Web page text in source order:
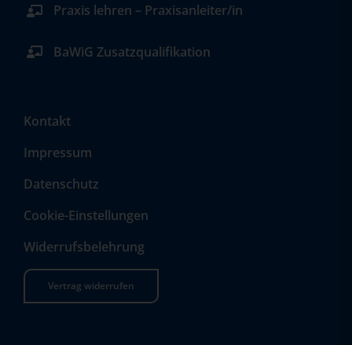
Praxis lehren – Praxisanleiter/in
BaWiG Zusatzqualifikation
Kontakt
Impressum
Datenschutz
Cookie-Einstellungen
Widerrufsbelehrung
Vertrag widerrufen